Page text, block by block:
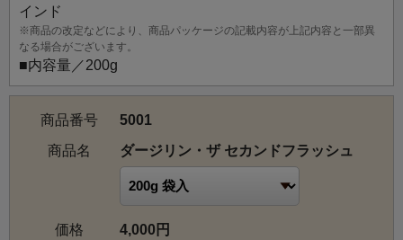
インド
※商品の改定などにより、商品パッケージの記載内容が上記内容と一部異
なる場合がございます。
■内容量／200g
商品番号
5001
商品名
ダージリン・ザ セカンドフラッシュ
価格
4,000円